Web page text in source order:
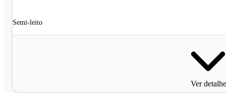
Semi-leito
Ver